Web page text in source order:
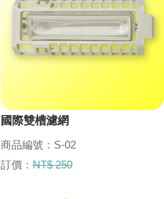
國際雙槽濾網
商品編號：S-02
訂價：NT$ 250